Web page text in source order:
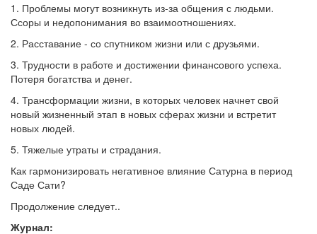
1. Проблемы могут возникнуть из-за общения с людьми.
Ссоры и недопонимания во взаимоотношениях.
2. Расставание - со спутником жизни или с друзьями.
3. Трудности в работе и достижении финансового успеха.
Потеря богатства и денег.
4. Трансформации жизни, в которых человек начнет свой
новый жизненный этап в новых сферах жизни и встретит
новых людей.
5. Тяжелые утраты и страдания.
Как гармонизировать негативное влияние Сатурна в период
Саде Сати?
Продолжение следует..
Журнал: